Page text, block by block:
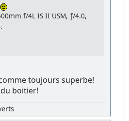
f/4L IS II USM, ƒ/4.0,
toujours superbe!
boitier!